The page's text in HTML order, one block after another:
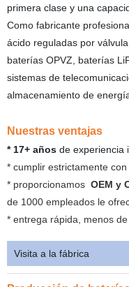
primera clase y una
Como fabricante
ácido reguladas por
baterías OPVZ, baterías
sistemas de
almacenamiento de
Nuestras ventajas
* 17+ añosde experiencia
* cumplir estrictamente con
* proporcionamos OEM y
de 1000 empleados le
* entrega rápida, menos
Visita a la fábrica